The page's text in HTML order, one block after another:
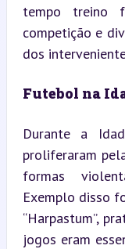
tempo treino
competição e
dos
Futebol na
Durante a
proliferaram
formas
Exemplo disso
“Harpastum”,
jogos eram